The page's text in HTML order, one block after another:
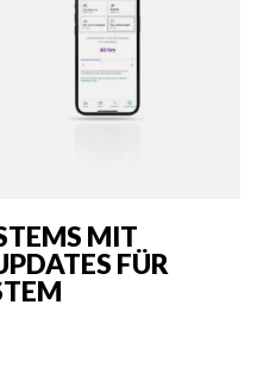
MIT
FÜR